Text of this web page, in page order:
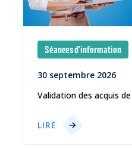
Séances d'information
30 septembre 2026
Validation des acquis
LIRE